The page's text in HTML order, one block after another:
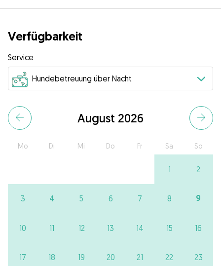
Verfügbarkeit
Service
August 2026
Mo Di Mi Do Fr Sa So
1 2
3 4 5 6 7 8 9
10 11 12 13 14 15 16
17 18 19 20 21 22 23